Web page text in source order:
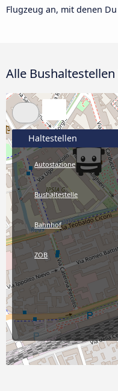
Flugzeug an, mit denen
Alle
Haltestellen
Autostazione
Bushaltestelle
Bahnhof
ZOB